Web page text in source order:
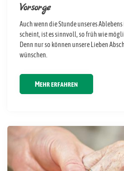
Vorsorge
Auch wenn die Stunde unseres
scheint, ist es sinnvoll, so früh wie
Denn nur so können unsere Lieben
wünschen.
MEHR ERFAHREN